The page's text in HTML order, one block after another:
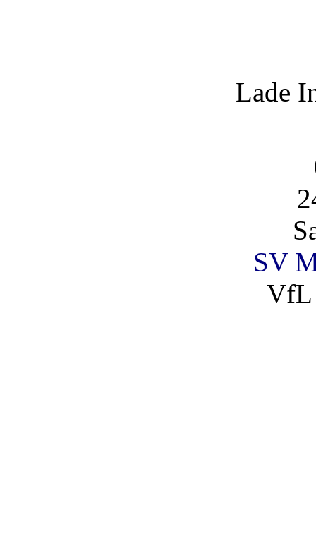
Lade
SV
VfL